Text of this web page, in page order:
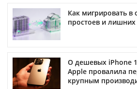
Как мигрировать в
простоев и лишних
О дешевых iPhone
Apple провалила
крупным